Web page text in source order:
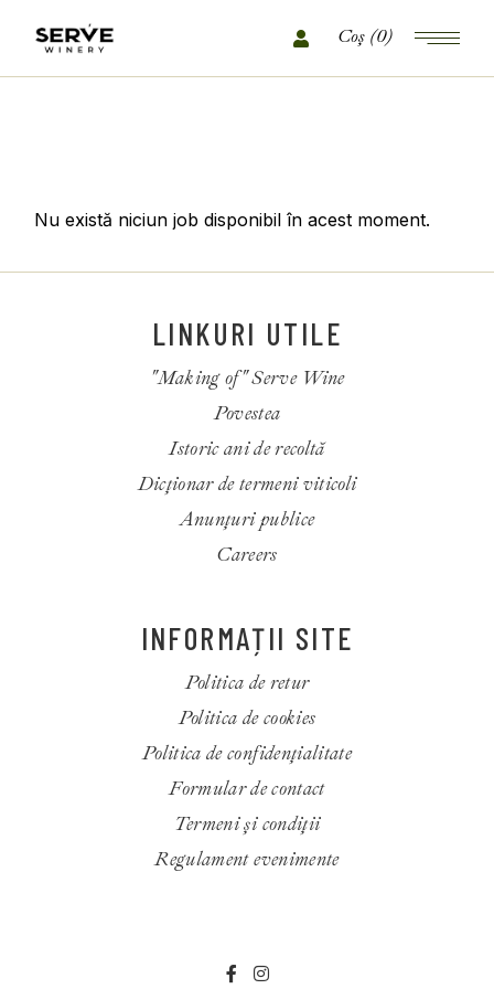
(0)
No posts were found for provided query
LINKURI UTILE
"Making of" Serve Wine
Povestea
Istoric ani de recoltă
Dicționar de termeni viticoli
Anunțuri publice
Careers
INFORMAȚII SITE
Politica de retur
Politica de cookies
Politica de confidenţialitate
Formular de contact
Termeni și condiții
Regulament evenimente